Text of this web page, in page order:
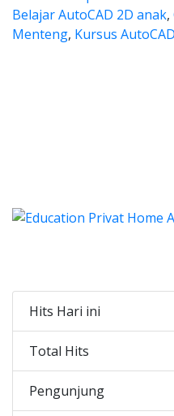
Belajar AutoCAD 2D anak,
Menteng, Kursus
Hits Hari ini
Total Hits
Pengunjung